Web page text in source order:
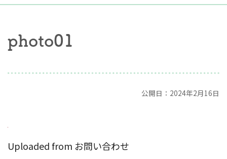
photo01
公開日：2024年2月16日
Uploaded from お問い合わせ